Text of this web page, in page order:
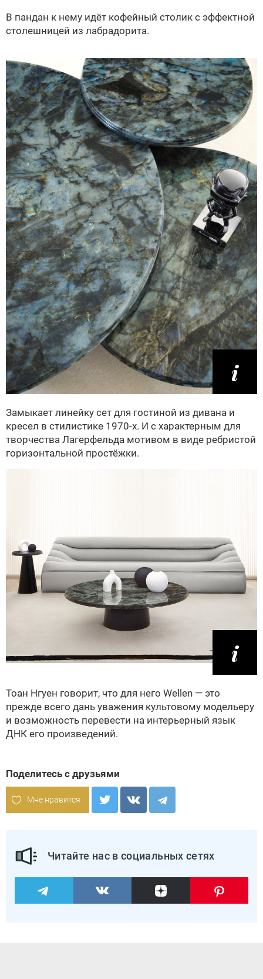
В пандан к нему идёт кофейный столик с эффектной
столешницей из лабрадорита.
Замыкает линейку сет для гостиной из дивана и
кресел в стилистике 1970-х. И с характерным для
творчества Лагерфельда мотивом в виде ребристой
горизонтальной простёжки.
Тоан Нгуен говорит, что для него Wellen — это
прежде всего дань уважения культовому модельеру
и возможность перевести на интерьерный язык
ДНК его произведений.
Поделитесь с друзьями
Мне нравится
Читайте нас в социальных сетях